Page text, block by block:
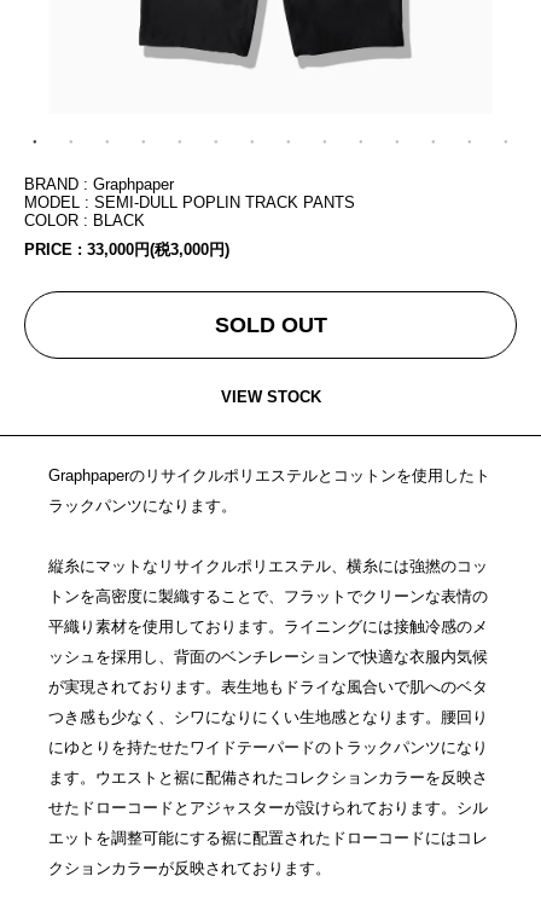
BRAND : Graphpaper
MODEL : SEMI-DULL POPLIN TRACK PANTS
COLOR : BLACK
PRICE : 33,000円(税3,000円)
SOLD OUT
VIEW STOCK
Graphpaperのリサイクルポリエステルとコットンを使用したト
ラックパンツになります。
縦糸にマットなリサイクルポリエステル、横糸には強撚のコッ
トンを高密度に製織することで、フラットでクリーンな表情の
平織り素材を使用しております。ライニングには接触冷感のメ
ッシュを採用し、背面のベンチレーションで快適な衣服内気候
が実現されております。表生地もドライな風合いで肌へのベタ
つき感も少なく、シワになりにくい生地感となります。腰回り
にゆとりを持たせたワイドテーパードのトラックパンツになり
ます。ウエストと裾に配備されたコレクションカラーを反映さ
せたドローコードとアジャスターが設けられております。シル
エットを調整可能にする裾に配置されたドローコードにはコレ
クションカラーが反映されております。